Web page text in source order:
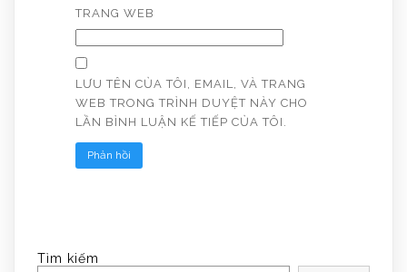
TRANG WEB
LƯU TÊN CỦA TÔI, EMAIL, VÀ TRANG
WEB TRONG TRÌNH DUYỆT NÀY CHO
LẦN BÌNH LUẬN KẾ TIẾP CỦA TÔI.
Tìm kiếm